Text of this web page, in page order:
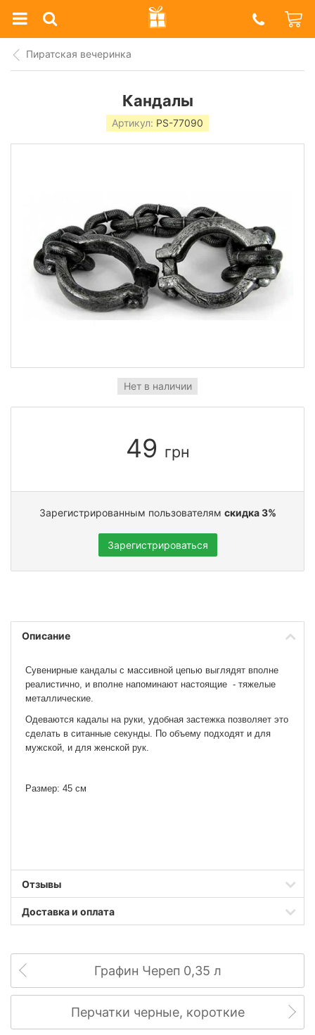
Prazdnik
Shop
Пиратская вечеринка
Кандалы
Артикул: PS-77090
Нет в наличии
49 грн
Зарегистрированным пользователям скидка 3%
Зарегистрироваться
Описание
Сувенирные кандалы с массивной цепью выглядят вполне
реалистично, и вполне напоминают настоящие - тяжелые
металлические.
Одеваются кадалы на руки, удобная застежка позволяет это
сделать в ситанные секунды. По объему подходят и для
мужской, и для женской рук.
Размер: 45 см
Отзывы
Доставка и оплата
Графин Череп 0,35 л
Перчатки черные, короткие